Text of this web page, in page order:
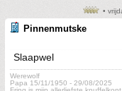
•
Pinnenmutske
Slaapwel
Werewolf
Papa 15/11/1950 - 29/08/2025